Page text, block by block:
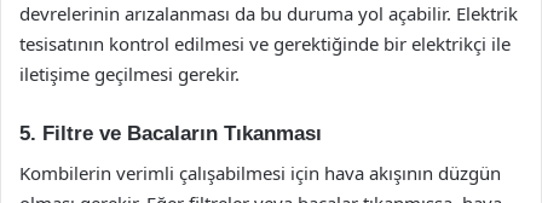
devrelerinin arızalanması da bu duruma yol açabilir. Elektrik
tesisatının kontrol edilmesi ve gerektiğinde bir elektrikçi ile
iletişime geçilmesi gerekir.
5. Filtre ve Bacaların Tıkanması
Kombilerin verimli çalışabilmesi için hava akışının düzgün